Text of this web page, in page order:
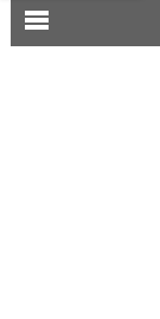
SECTIONS